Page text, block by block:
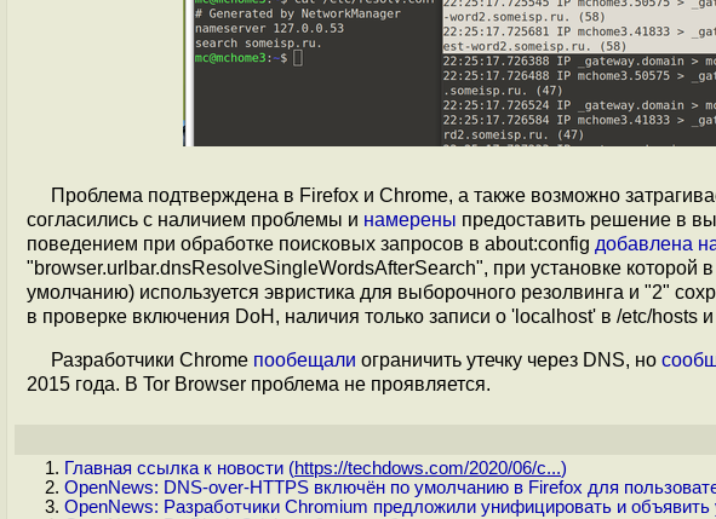
Проблема подтверждена в Firefox и Chrome, а также возможно
согласились с наличием проблемы и намерены предоставить решение в
поведением при обработке поисковых запросов в about:config добавлена
"browser.urlbar.dnsResolveSingleWordsAfterSearch", при установке которой
умолчанию) используется эвристика для выборочного резолвинга и "2"
в проверке включения DoH, наличия только записи о 'localhost' в /etc/hosts
Разработчики Chrome пообещали ограничить утечку через DNS, но
2015 года. В Tor Browser проблема не проявляется.
Главная ссылка к новости (https://techdows.com/2020/06/c...)
OpenNews: DNS-over-HTTPS включён по умолчанию в Firefox для
OpenNews: Разработчики Chromium предложили унифицировать и